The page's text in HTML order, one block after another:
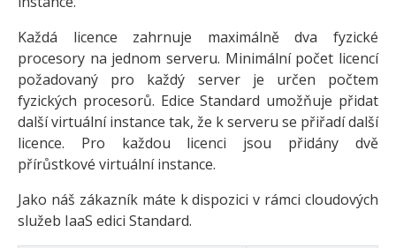
Každá licence zahrnuje maximálně dva fyzické
procesory na jednom serveru. Minimální počet licencí
požadovaný pro každý server je určen počtem
fyzických procesorů. Edice Standard umožňuje přidat
další virtuální instance tak, že k serveru se přiřadí další
licence. Pro každou licenci jsou přidány dvě
přírůstkové virtuální instance.
Jako náš zákazník máte k dispozici v rámci cloudových
služeb IaaS edici Standard.